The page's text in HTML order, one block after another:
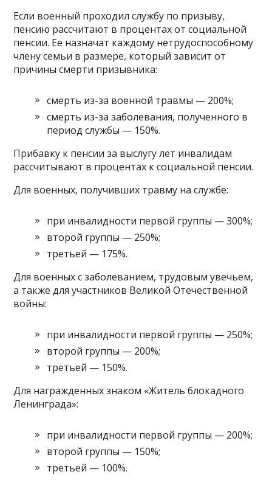
Если военный проходил службу по призыву,
пенсию рассчитают в процентах от социальной
пенсии. Ее назначат каждому нетрудоспособному
члену семьи в размере, который зависит от
причины смерти призывника:
смерть из-за военной травмы — 200%;
смерть из-за заболевания, полученного в
период службы — 150%.
Прибавку к пенсии за выслугу лет инвалидам
рассчитывают в процентах к социальной пенсии.
Для военных, получивших травму на службе:
при инвалидности первой группы — 300%;
второй группы — 250%;
третьей — 175%.
Для военных с заболеванием, трудовым увечьем,
а также для участников Великой Отечественной
войны:
при инвалидности первой группы — 250%;
второй группы — 200%;
третьей — 150%.
Для награжденных знаком «Житель блокадного
Ленинграда»:
при инвалидности первой группы — 200%;
второй группы — 150%;
третьей — 100%.